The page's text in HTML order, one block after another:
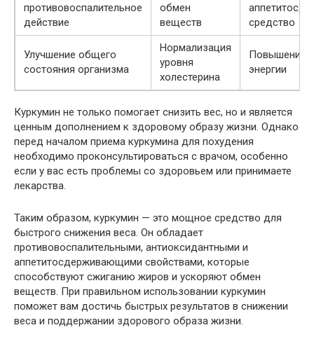
противовоспалительное
действие
обмен
веществ
средство
Улучшение общего
состояния организма
Нормализация
уровня
холестерина
Повышение
энергии
Куркумин не только помогает снизить вес, но и является
ценным дополнением к здоровому образу жизни. Однако
перед началом приема куркумина для похудения
необходимо проконсультироваться с врачом, особенно
если у вас есть проблемы со здоровьем или принимаете
лекарства.
Таким образом, куркумин — это мощное средство для
быстрого снижения веса. Он обладает
противовоспалительными, антиоксидантными и
аппетитосдерживающими свойствами, которые
способствуют сжиганию жиров и ускоряют обмен
веществ. При правильном использовании куркумин
поможет вам достичь быстрых результатов в снижении
веса и поддержании здорового образа жизни.